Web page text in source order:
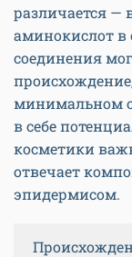
различается —
аминокислот в
соединения
минимальном
в себе
косметики
отвечает
эпидермисом.